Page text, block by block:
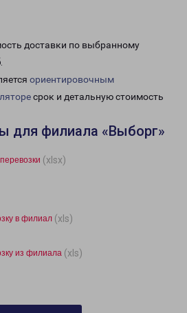
доставки по выбранному
.
ориентировочным
срок и детальную стоимость
для филиала «Выборг»
(xlsx)
в филиал (xls)
из филиала (xls)